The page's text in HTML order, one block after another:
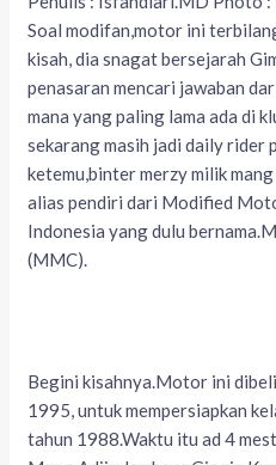
Soal modifan,motor ini
kisah, dia snagat bersejarah
penasaran mencari jawaban
mana yang paling lama ada di
sekarang masih jadi daily rider
ketemu,binter merzy milik
alias pendiri dari Modified
Indonesia yang dulu
(MMC).
Begini kisahnya.Motor ini
1995, untuk mempersiapkan
tahun 1988.Waktu itu ad 4